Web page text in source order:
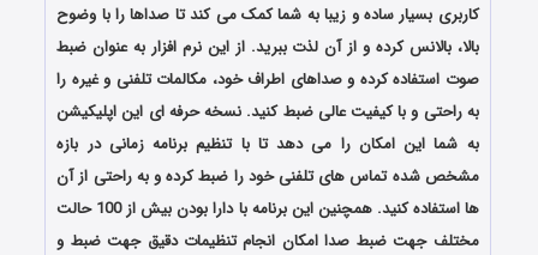
کاربری بسیار ساده و زیبا به شما کمک می کند تا صداها را با وضوح
بالا، بالانس کرده و از آن لذت ببرید. از این نرم افزار به عنوان ضبط
صوت استفاده کرده و صداهای اطراف خود، مکالمات تلفنی و غیره را
به راحتی و با کیفیت عالی ضبط کنید. نسخه حرفه ای این اپلیکیشن
به شما این امکان را می دهد تا با تنظیم برنامه زمانی در بازه
مشخص شده تماس های تلفنی خود را ضبط کرده و به راحتی از آن
ها استفاده کنید. همچنین این برنامه با دارا بودن بیش از 100 حالت
مختلف جهت ضبط صدا امکان انجام تنظیمات دقیق جهت ضبط و